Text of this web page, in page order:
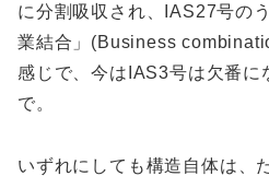
に分割吸収され、IAS27号の
業結合」(Business
感じで、今はIAS3号は欠番に
で。
いずれにしても構造自体は、